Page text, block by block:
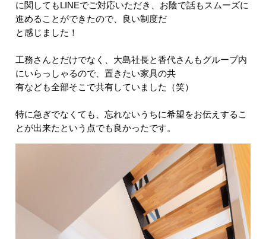
に関してもLINEでご対応いただき、お陰で話もスムーズに
進めることができたので、良い制度だ
と感じました！
工務さんとだけでなく、大島社長と香代さんもグループ内
にいらっしゃるので、置きたい家具の共
有なども全部そこで共有していました（笑）
特に急ぎでなくても、忘れないうちに希望をお伝えするこ
とが出来たという点でも良かったです。